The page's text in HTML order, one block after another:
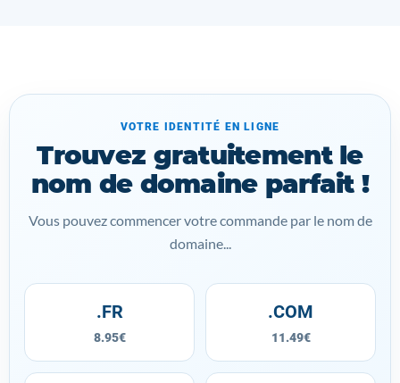
VOTRE IDENTITÉ EN LIGNE
Trouvez gratuitement le
nom de domaine parfait !
Vous pouvez commencer votre commande par le nom de
domaine...
.FR
8.95€
.COM
11.49€